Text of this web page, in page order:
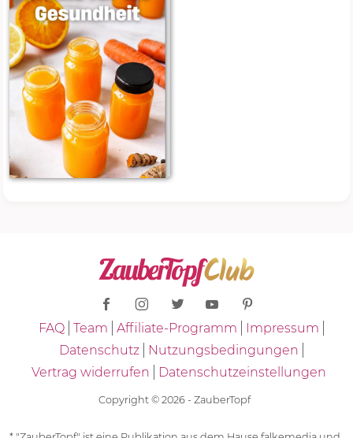
FAQ Team Affiliate-Programm
Impressum
Datenschutz
Nutzungsbedingungen
Vertrag widerrufen
Datenschutzeinstellungen
Copyright © 2026 - ZauberTopf